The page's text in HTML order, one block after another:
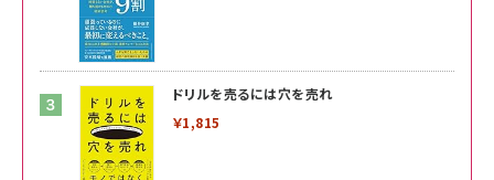
ドリルを売るには穴を売れ
￥1,815